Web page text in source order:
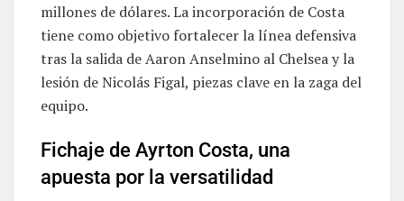
millones de dólares. La incorporación de Costa
tiene como objetivo fortalecer la línea defensiva
tras la salida de Aaron Anselmino al Chelsea y la
lesión de Nicolás Figal, piezas clave en la zaga del
equipo.
Fichaje de Ayrton Costa, una
apuesta por la versatilidad